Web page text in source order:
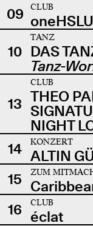
09
CLUB
10
TANZ
DAS
Tanz-
13
CLUB
THEO
NIGHT
14
KONZERT
ALTIN
15
ZUM
16
CLUB
éclat